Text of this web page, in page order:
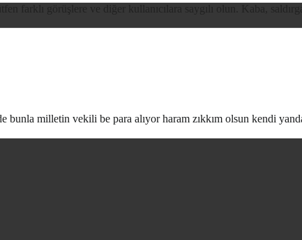
bunla milletin vekili be para alıyor haram zıkkım olsun kendi